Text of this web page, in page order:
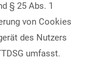
§ 25 Abs. 1
von Cookies
des Nutzers
umfasst.